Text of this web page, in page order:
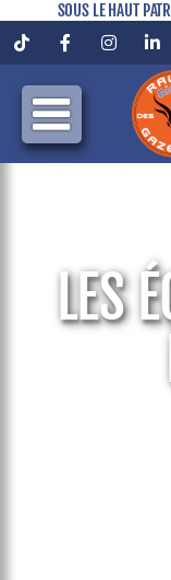
SOUS LE HAUT
TiktokFacebookInstagram
LES